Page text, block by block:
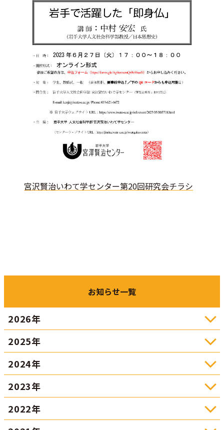
宮沢賢治いわて学センター第20回研究会チラシ
お知らせ一覧
2026年
2025年
2024年
2023年
2022年